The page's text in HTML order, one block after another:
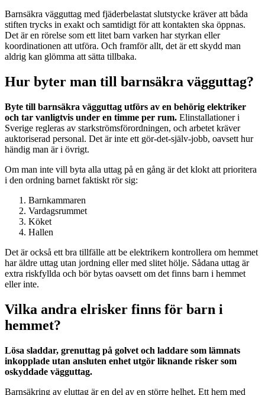
Barnsäkra vägguttag med fjäderbelastat slutstycke kräver att båda
stiften trycks in exakt och samtidigt för att kontakten ska öppnas.
Det är en rörelse som ett litet barn varken har styrkan eller
koordinationen att utföra. Och framför allt, det är ett skydd man
aldrig kan glömma att sätta tillbaka.
Hur byter man till barnsäkra vägguttag?
Byte till barnsäkra vägguttag utförs av en behörig elektriker
och tar vanligtvis under en timme per rum. Elinstallationer i
Sverige regleras av starkströmsförordningen, och arbetet kräver
auktoriserad personal. Det är inte ett gör-det-själv-jobb, oavsett hur
händig man är i övrigt.
Om man inte vill byta alla uttag på en gång är det klokt att prioritera
i den ordning barnet faktiskt rör sig:
Barnkammaren
Vardagsrummet
Köket
Hallen
Det är också ett bra tillfälle att be elektrikern kontrollera om hemmet
har äldre uttag utan jordning eller med slitet hölje. Sådana uttag är
extra riskfyllda och bör bytas oavsett om det finns barn i hemmet
eller inte.
Vilka andra elrisker finns för barn i
hemmet?
Lösa sladdar, grenuttag på golvet och laddare som lämnats
inkopplade utan ansluten enhet utgör liknande risker som
oskyddade vägguttag.
Barnsäkring av eluttag är en del av en större helhet. Ett hem med